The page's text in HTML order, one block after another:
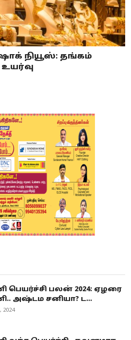
நியூஸ்: தங்கம்
உயர்வு
பெயர்ச்சி பலன் 2024: ஏழரை
அஷ்டம சனியா? ட...
2024